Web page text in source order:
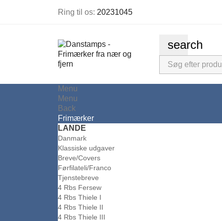
Ring til os: 20231045
search
Menu
Menu
Back
Frimærker
LANDE
Danmark
Klassiske udgaver
Breve/Covers
Førfilateli/Franco
Tjenstebreve
4 Rbs Fersew
4 Rbs Thiele I
4 Rbs Thiele II
4 Rbs Thiele III